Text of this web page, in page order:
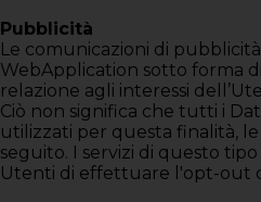
Pubblicità
Le comunicazioni di
WebApplication sotto forma
relazione agli interessi
Ciò non significa che tutti i
utilizzati per questa finalità,
seguito. I servizi di questo
Utenti di effettuare l'opt-out